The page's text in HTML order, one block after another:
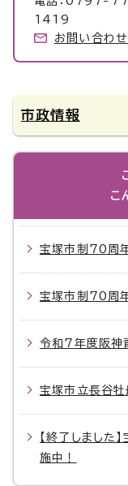
1419
お問い合わ
市政情報
こ
宝塚市制70周
宝塚市制70周年
令和7年度阪神
宝塚市立長谷牡
【終了しました
施中！